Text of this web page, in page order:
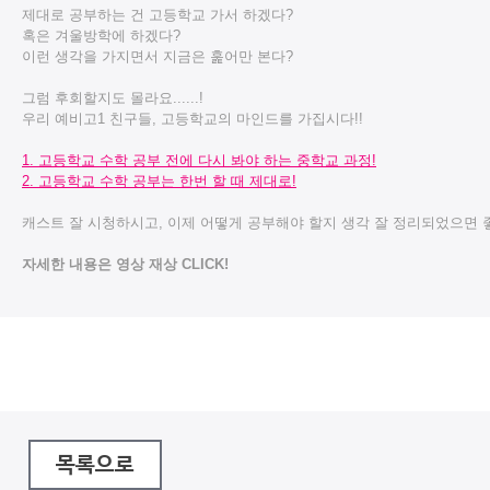
제대로 공부하는 건 고등학교 가서 하겠다?
혹은 겨울방학에 하겠다?
이런 생각을 가지면서 지금은 훑어만 본다?
그럼 후회할지도 몰라요......!
우리 예비고1 친구들, 고등학교의 마인드를 가집시다!!
1. 고등학교 수학 공부 전에 다시 봐야 하는 중학교 과정!
2. 고등학교 수학 공부는 한번 할 때 제대로!
캐스트 잘 시청하시고, 이제 어떻게 공부해야 할지 생각 잘 정리되었으면
자세한 내용은 영상 재상 CLICK!
목록으로